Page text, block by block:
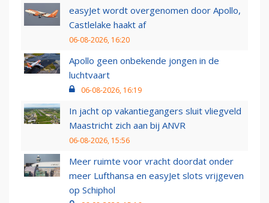
easyJet wordt overgenomen door Apollo,
Castlelake haakt af
06-08-2026, 16:20
Apollo geen onbekende jongen in de
luchtvaart
06-08-2026, 16:19
In jacht op vakantiegangers sluit vliegveld
Maastricht zich aan bij ANVR
06-08-2026, 15:56
Meer ruimte voor vracht doordat onder
meer Lufthansa en easyJet slots vrijgeven
op Schiphol